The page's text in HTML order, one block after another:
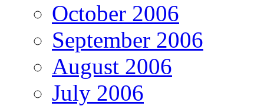
October 2006
September 2006
August 2006
July 2006